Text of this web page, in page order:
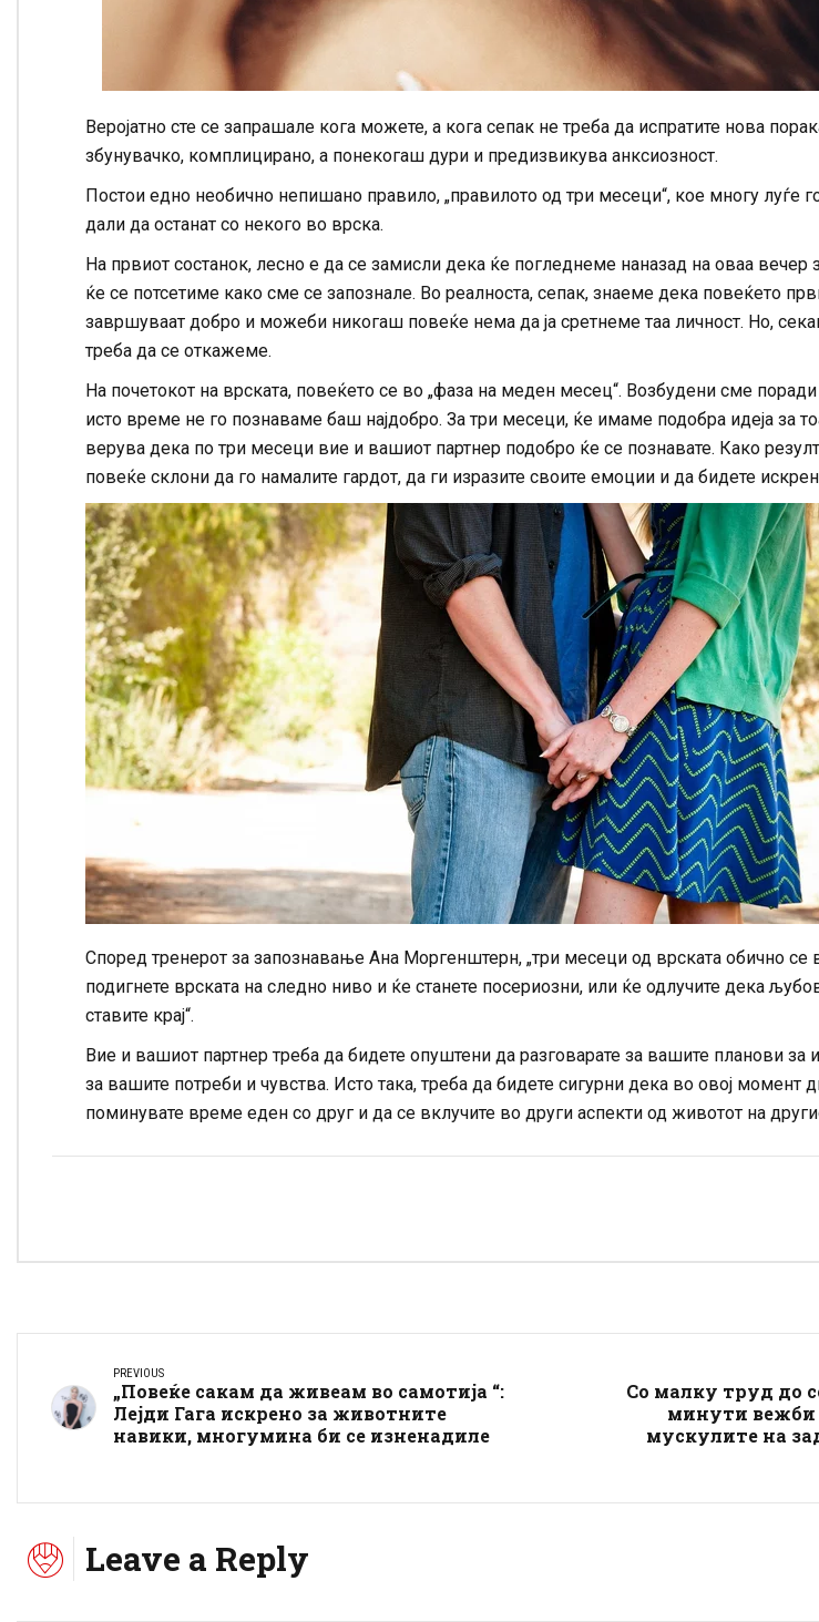
Веројатно сте се запрашале кога можете, а кога сепак не треба да испратите нова
збунувачко, комплицирано, а понекогаш дури и предизвикува анксиозност.
Постои едно необично непишано правило, „правилото од три месеци“, кое многу луѓе
дали да останат со некого во врска.
На првиот состанок, лесно е да се замисли дека ќе погледнеме наназад на оваа вечер
ќе се потсетиме како сме се запознале. Во реалноста, сепак, знаеме дека повеќето
завршуваат добро и можеби никогаш повеќе нема да ја сретнеме таа личност. Но,
треба да се откажеме.
На почетокот на врската, повеќето се во „фаза на меден месец“. Возбудени сме
исто време не го познаваме баш најдобро. За три месеци, ќе имаме подобра идеја за
верува дека по три месеци вие и вашиот партнер подобро ќе се познавате. Како
повеќе склони да го намалите гардот, да ги изразите своите емоции и да бидете
Според тренерот за запознавање Ана Моргенштерн, „три месеци од врската обично се
подигнете врската на следно ниво и ќе станете посериозни, или ќе одлучите дека
ставите крај“.
Вие и вашиот партнер треба да бидете опуштени да разговарате за вашите планови за
за вашите потреби и чувства. Исто така, треба да бидете сигурни дека во овој момент
поминувате време еден со друг и да се вклучите во други аспекти од животот на
PREVIOUS
„Повеќе сакам да живеам во самотија “:
Лејди Гага искрено за животните
навики, многумина би се изненадиле
Со малку труд до
минути вежби
мускулите на
Leave a Reply